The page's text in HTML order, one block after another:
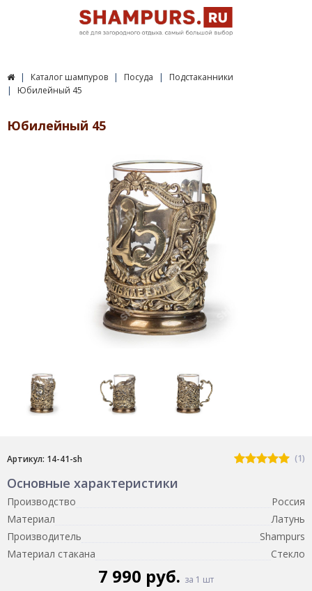
Каталог шампуров Посуда
Подстаканники
Юбилейный 45
Юбилейный 45
Артикул: 14-41-sh (1)
Основные характеристики
Производство
Россия
Материал
Латунь
Производитель
Shampurs
Материал стакана
Стекло
7 990 руб. за 1 шт